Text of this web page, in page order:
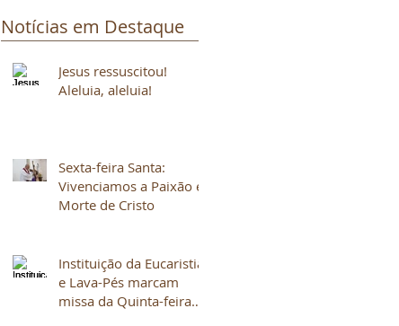
Notícias em Destaque
Jesus ressuscitou!
Aleluia, aleluia!
Sexta-feira Santa:
Vivenciamos a Paixão e
Morte de Cristo
Instituição da Eucaristia
e Lava-Pés marcam
missa da Quinta-feira